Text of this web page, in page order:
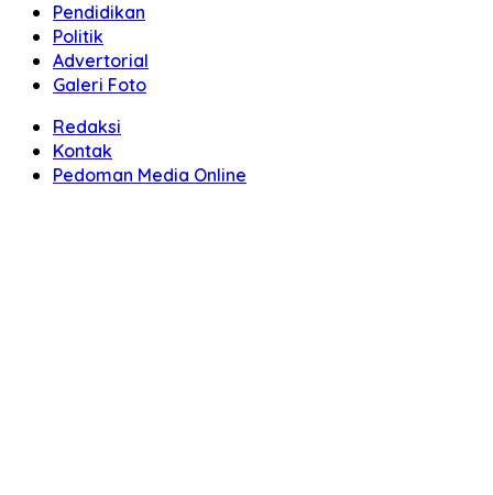
Pendidikan
Politik
Advertorial
Galeri Foto
Redaksi
Kontak
Pedoman Media Online